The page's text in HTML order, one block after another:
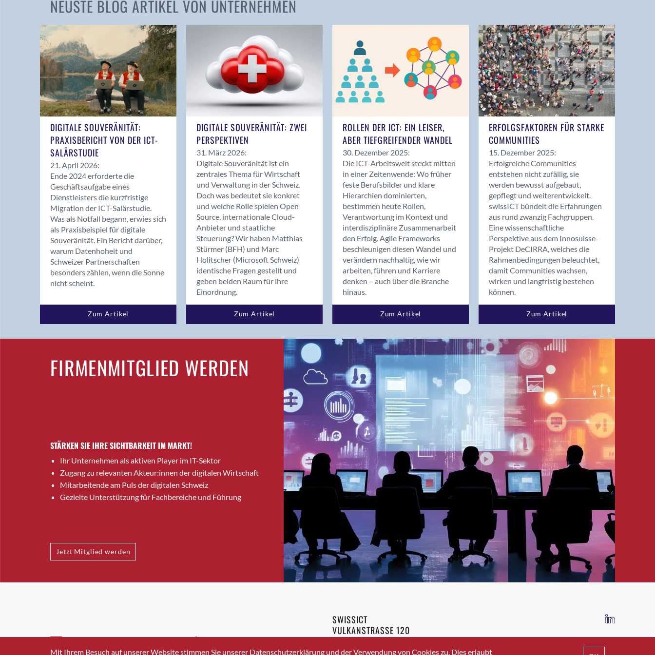
Andelfingen
Balsthal
Balzers
Bassersdorf
Benken (SG)
Bergdietikon
Bern - Liebefeld
Bolligen
Bonaduz
Bonstetten
Bottighofen
Bremgarten bei Bern
Brig-Glis
Bronschhofen
Brugg AG
Brütten
Bubendorf
Buchs (SG)
Bäretswil
Bülach
Cazis
Cham
Davos Platz
Davos Platz 1
NEUSTE BLOG ARTIKEL VON UNTERNEHMEN
DIGITALE SOUVERÄNITÄT:
PRAXISBERICHT VON DER ICT-
SALÄRSTUDIE
21. April 2026:
Ende 2024 erforderte die
Geschäftsaufgabe eines
Dienstleisters die kurzfristige
Migration der ICT-Salärstudie.
Was als Notfall begann, erwies sich
als Praxisbeispiel für digitale
Souveränität. Ein Bericht darüber,
warum Datenhoheit und
Schweizer Partnerschaften
besonders zählen, wenn die Sonne
nicht scheint.
Zum Artikel
DIGITALE SOUVERÄNITÄT: ZWEI
PERSPEKTIVEN
31. März 2026:
Digitale Souveränität ist ein
zentrales Thema für Wirtschaft
und Verwaltung in der Schweiz.
Doch was bedeutet sie konkret
und welche Rolle spielen Open
Source, internationale Cloud-
Anbieter und staatliche
Steuerung? Wir haben Matthias
Stürmer (BFH) und Marc
Holitscher (Microsoft Schweiz)
identische Fragen gestellt und
geben beiden Raum für ihre
Einordnung.
Zum Artikel
ROLLEN DER ICT: EIN LEISER,
ABER TIEFGREIFENDER WANDEL
30. Dezember 2025:
Die ICT-Arbeitswelt steckt mitten
in einer Zeitenwende: Wo früher
feste Berufsbilder und klare
Hierarchien dominierten,
bestimmen heute Rollen,
Verantwortung im Kontext und
interdisziplinäre Zusammenarbeit
den Erfolg. Agile Frameworks
beschleunigen diesen Wandel und
verändern nachhaltig, wie wir
arbeiten, führen und Karriere
denken – auch über die Branche
hinaus.
Zum Artikel
ERFOLGSFAKTOREN FÜR STARKE
COMMUNITIES
15. Dezember 2025:
Erfolgreiche Communities
entstehen nicht zufällig, sie
werden bewusst aufgebaut,
gepflegt und weiterentwickelt.
swissICT bündelt die Erfahrungen
aus rund zwanzig Fachgruppen.
Eine wissenschaftliche
Perspektive aus dem Innosuisse-
Projekt DeCIRRA, welches die
Rahmenbedingungen beleuchtet,
damit Communities wachsen,
wirken und langfristig bestehen
können.
Zum Artikel
FIRMENMITGLIED WERDEN
STÄRKEN SIE IHRE SICHTBARKEIT IM MARKT!
Ihr Unternehmen als aktiven Player im IT-Sektor
Zugang zu relevanten Akteur:innen der digitalen Wirtschaft
Mitarbeitende am Puls der digitalen Schweiz
Gezielte Unterstützung für Fachbereiche und Führung
Jetzt Mitglied werden
INFO@SWISSICT.CH +41 43 336 40 20
SWISSICT
VULKANSTRASSE 120
8048 ZURICH
IMPRESSUM DATENSCHUTZ AGB
Mit Ihrem Besuch auf unserer Website stimmen Sie unserer Datenschutzerklärung und der Verwendung von Cookies zu. Dies erlaubt